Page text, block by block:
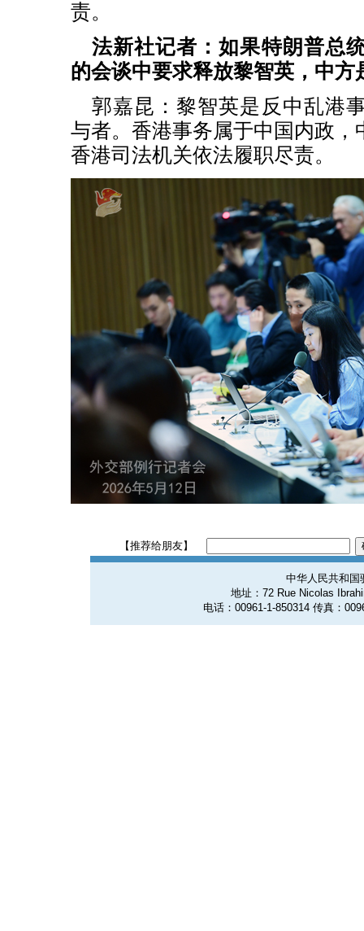
责。
法新社记者：如果特朗普总
的会谈中要求释放黎智英，中方
郭嘉昆：黎智英是反中乱港
与者。香港事务属于中国内政，
香港司法机关依法履职尽责。
【推荐给朋友】
中华人民共和国
地址：72 Rue Nicolas
电话：00961-1-850314 传真：